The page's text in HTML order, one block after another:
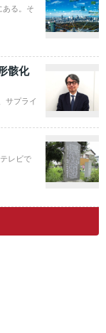
ある。そ
骸化
サプライ
レビで